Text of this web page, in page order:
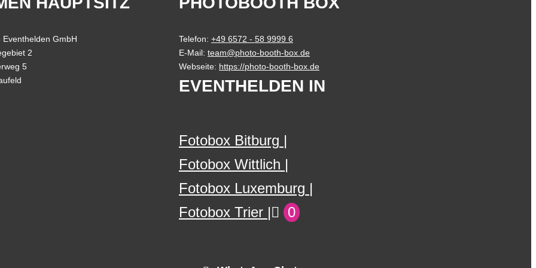
Eventhelden GmbH
2
5
Telefon: +49 6572 - 58 9999 6
E-Mail: team@photo-booth-box.de
Webseite: https://photo-booth-box.de
EVENTHELDEN IN
Fotobox Bitburg
Fotobox Wittlich
Fotobox Luxemburg
Fotobox Trier
0